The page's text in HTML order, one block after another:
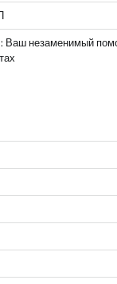
Ваш незаменимый